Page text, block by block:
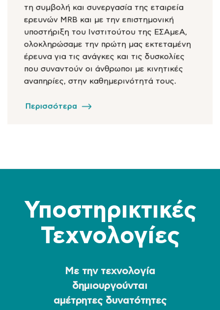
τη συμβολή και συνεργασία της εταιρεία
ερευνών MRB και με την επιστημονική
υποστήριξη του Ινστιτούτου της EΣΑμεΑ,
ολοκληρώσαμε την πρώτη μας εκτεταμένη
έρευνα για τις ανάγκες και τις δυσκολίες
που συναντούν οι άνθρωποι με κινητικές
αναπηρίες, στην καθημερινότητά τους.
Περισσότερα
Υποστηρικτικές
Τεχνολογίες
Με την τεχνολογία
δημιουργούνται
αμέτρητες δυνατότητες